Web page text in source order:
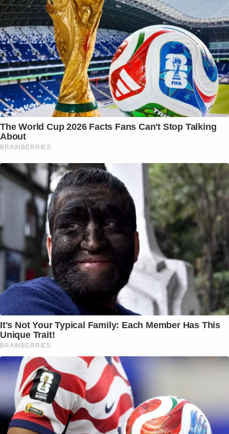
The World Cup 2026 Facts Fans Can't Stop Talking
About
BRAINBERRIES
It's Not Your Typical Family: Each Member Has This
Unique Trait!
BRAINBERRIES